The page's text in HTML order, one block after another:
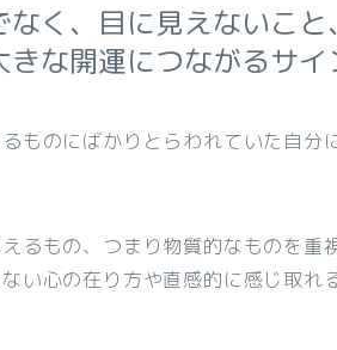
く、目に見えないこ
な開運につながるサイ
ものにばかりとらわれていた自分
るもの、つまり物質的なものを重
い心の在り方や直感的に感じ取れ